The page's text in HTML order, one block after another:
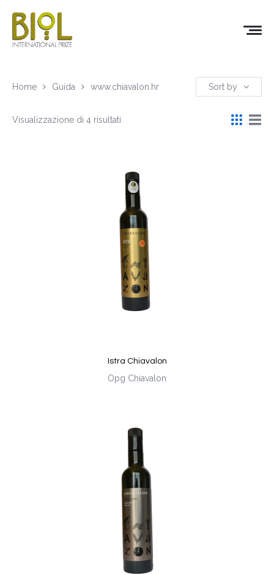
Home Guida www.chiavalon.hr Sort by
Visualizzazione di 4 risultati
Istra Chiavalon
Opg Chiavalon